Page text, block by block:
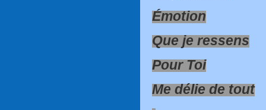
Émotion
Que je ressens
Pour Toi
Me délie de tout